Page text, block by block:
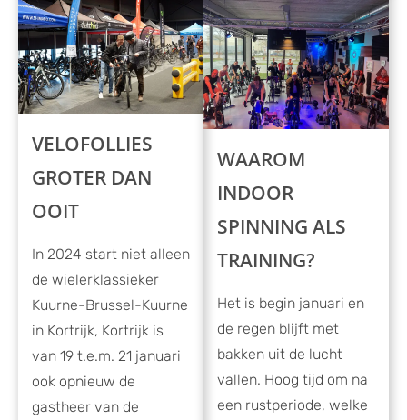
VELOFOLLIES
GROTER DAN
OOIT
In 2024 start niet alleen
de wielerklassieker
Kuurne-Brussel-Kuurne
in Kortrijk, Kortrijk is
van 19 t.e.m. 21 januari
ook opnieuw de
gastheer van de
WAAROM
INDOOR
SPINNING ALS
TRAINING?
Het is begin januari en
de regen blijft met
bakken uit de lucht
vallen. Hoog tijd om na
een rustperiode, welke